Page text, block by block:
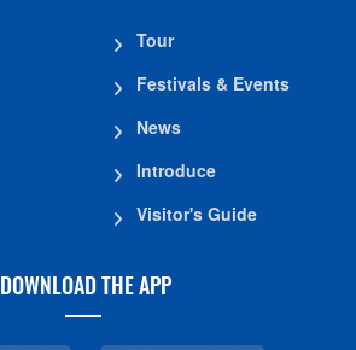
Tour
Festivals & Events
News
Introduce
Visitor's Guide
DOWNLOAD THE APP